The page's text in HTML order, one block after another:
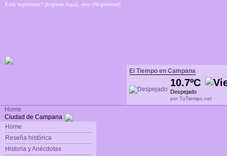
Está registrado? [Ingrese Aquí], sino [Regístrese]
El Tiempo en Campana
10.7ºC
Despejado
por TuTiempo.net
Home
Ciudad de Campana
Home
Reseña histórica
Historia y Anécdotas